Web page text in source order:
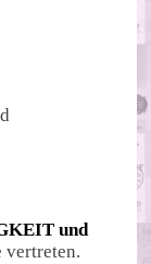
und
vertreten.